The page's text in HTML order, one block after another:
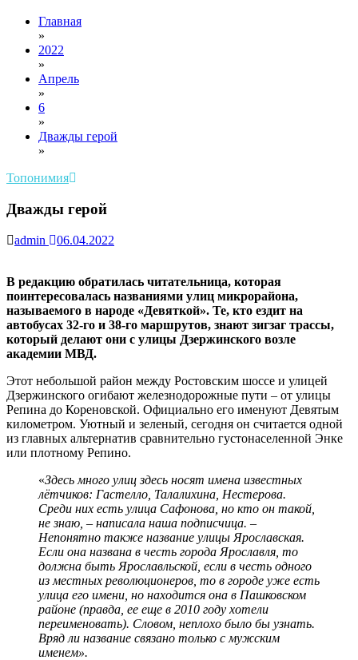
Главная
»
2022
»
Апрель
»
6
»
Дважды герой
»
Топонимия
Дважды герой
admin 06.04.2022
В редакцию обратилась читательница, которая
поинтересовалась названиями улиц микрорайона,
называемого в народе «Девяткой». Те, кто ездит на
автобусах 32-го и 38-го маршрутов, знают зигзаг трассы,
который делают они с улицы Дзержинского возле
академии МВД.
Этот небольшой район между Ростовским шоссе и улицей
Дзержинского огибают железнодорожные пути – от улицы
Репина до Кореновской. Официально его именуют Девятым
километром. Уютный и зеленый, сегодня он считается одной
из главных альтернатив сравнительно густонаселенной Энке
или плотному Репино.
«Здесь много улиц здесь носят имена известных
лётчиков: Гастелло, Талалихина, Нестерова.
Среди них есть улица Сафонова, но кто он такой,
не знаю, – написала наша подписчица. –
Непонятно также название улицы Ярославская.
Если она названа в честь города Ярославля, то
должна быть Ярославльской, если в честь одного
из местных революционеров, то в городе уже есть
улица его имени, но находится она в Пашковском
районе (правда, ее еще в 2010 году хотели
переименовать). Словом, неплохо было бы узнать.
Вряд ли название связано только с мужским
именем».